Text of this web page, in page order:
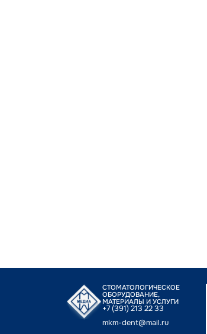
СТОМАТОЛОГИЧЕСКОЕ
ОБОРУДОВАНИЕ,
МАТЕРИАЛЫ И УСЛУГИ
+7 (391) 213 22 33
mkm-dent@mail.ru